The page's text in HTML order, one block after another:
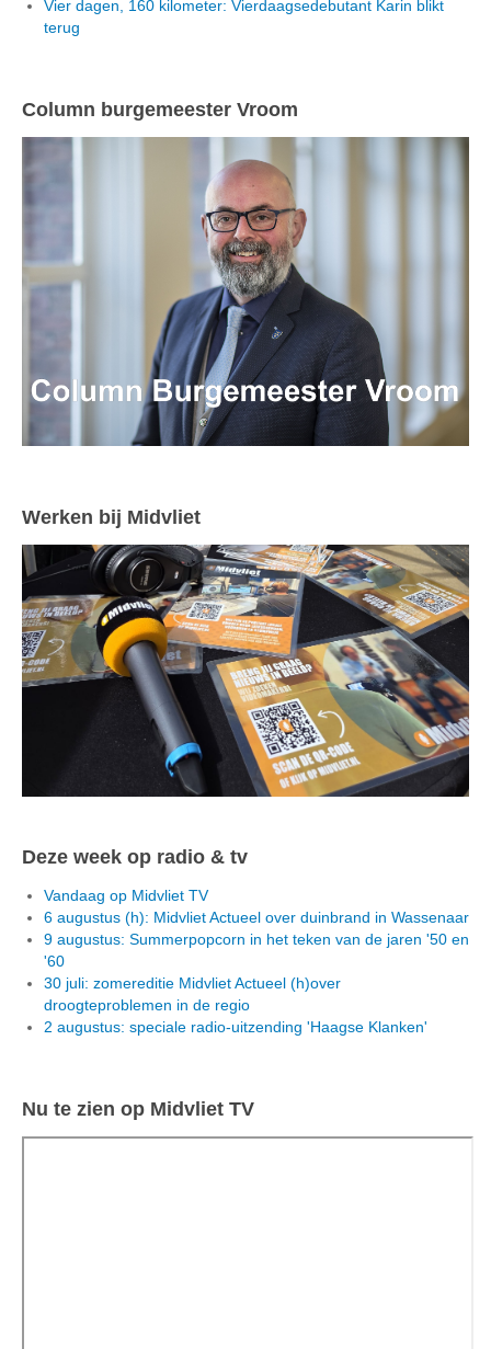
Vier dagen, 160 kilometer: Vierdaagsedebutant Karin blikt
terug
Column burgemeester Vroom
Werken bij Midvliet
Deze week op radio & tv
Vandaag op Midvliet TV
6 augustus (h): Midvliet Actueel over duinbrand in Wassenaar
9 augustus: Summerpopcorn in het teken van de jaren '50 en
'60
30 juli: zomereditie Midvliet Actueel (h)over
droogteproblemen in de regio
2 augustus: speciale radio-uitzending 'Haagse Klanken'
Nu te zien op Midvliet TV